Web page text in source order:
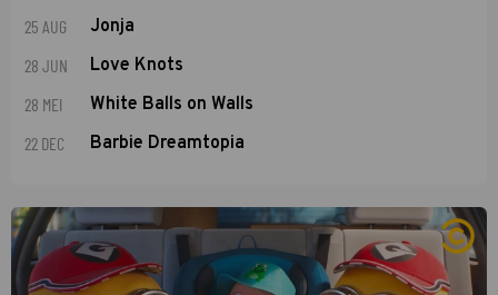
25 AUG Jonja
28 JUN Love Knots
28 MEI White Balls on Walls
22 DEC Barbie Dreamtopia